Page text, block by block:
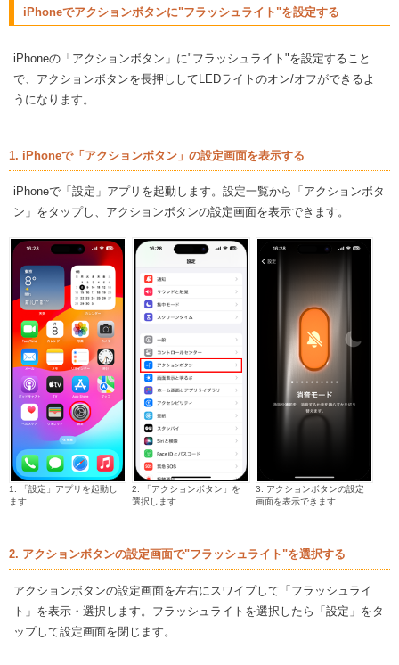
iPhoneでアクションボタンに"フラッシュライト"を設定する
iPhoneの「アクションボタン」に"フラッシュライト"を設定すること
で、アクションボタンを長押ししてLEDライトのオン/オフができるよ
うになります。
1. iPhoneで「アクションボタン」の設定画面を表示する
iPhoneで「設定」アプリを起動します。設定一覧から「アクションボタ
ン」をタップし、アクションボタンの設定画面を表示できます。
1. 「設定」アプリを起動し
ます
2. 「アクションボタン」を
選択します
3. アクションボタンの設定
画面を表示できます
2. アクションボタンの設定画面で"フラッシュライト"を選択する
アクションボタンの設定画面を左右にスワイプして「フラッシュライ
ト」を表示・選択します。フラッシュライトを選択したら「設定」をタ
ップして設定画面を閉じます。